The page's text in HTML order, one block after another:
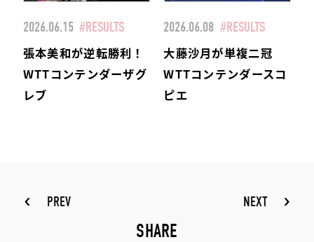
2026.06.15 #RESULTS
張本美和が逆転勝利！
WTTコンテンダーザグ
レブ
2026.06.08 #RESULTS
大藤沙月が単複二冠
WTTコンテンダースコ
ピエ
PREV NEXT
SHARE